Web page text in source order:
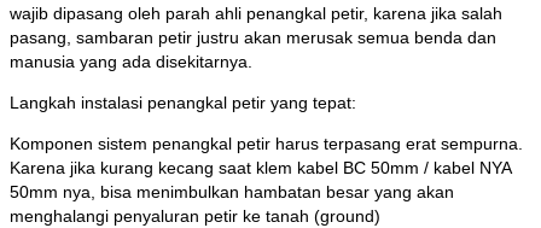
wajib dipasang oleh parah ahli penangkal petir, karena jika salah
pasang, sambaran petir justru akan merusak semua benda dan
manusia yang ada disekitarnya.
Langkah instalasi penangkal petir yang tepat:
Komponen sistem penangkal petir harus terpasang erat sempurna.
Karena jika kurang kecang saat klem kabel BC 50mm / kabel NYA
50mm nya, bisa menimbulkan hambatan besar yang akan
menghalangi penyaluran petir ke tanah (ground)